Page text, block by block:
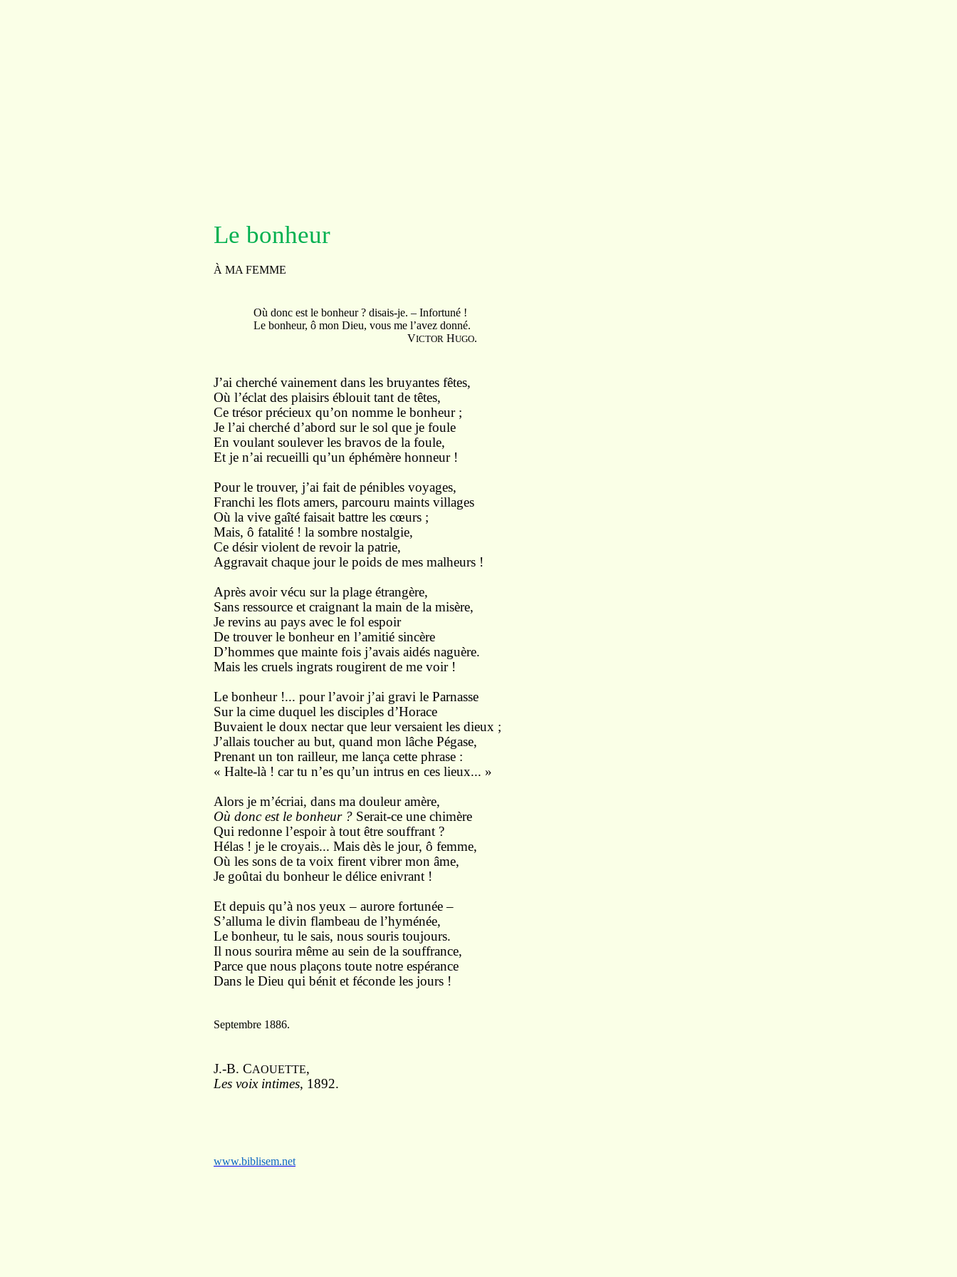
Le bonheur
À MA FEMME
Où donc est le bonheur ? disais-je. – Infortuné !
Le bonheur, ô mon Dieu, vous me l’avez donné.
VICTOR HUGO.
J’ai cherché vainement dans les bruyantes fêtes,
Où l’éclat des plaisirs éblouit tant de têtes,
Ce trésor précieux qu’on nomme le bonheur ;
Je l’ai cherché d’abord sur le sol que je foule
En voulant soulever les bravos de la foule,
Et je n’ai recueilli qu’un éphémère honneur !
Pour le trouver, j’ai fait de pénibles voyages,
Franchi les flots amers, parcouru maints villages
Où la vive gaîté faisait battre les cœurs ;
Mais, ô fatalité ! la sombre nostalgie,
Ce désir violent de revoir la patrie,
Aggravait chaque jour le poids de mes malheurs !
Après avoir vécu sur la plage étrangère,
Sans ressource et craignant la main de la misère,
Je revins au pays avec le fol espoir
De trouver le bonheur en l’amitié sincère
D’hommes que mainte fois j’avais aidés naguère.
Mais les cruels ingrats rougirent de me voir !
Le bonheur !... pour l’avoir j’ai gravi le Parnasse
Sur la cime duquel les disciples d’Horace
Buvaient le doux nectar que leur versaient les dieux ;
J’allais toucher au but, quand mon lâche Pégase,
Prenant un ton railleur, me lança cette phrase :
« Halte-là ! car tu n’es qu’un intrus en ces lieux... »
Alors je m’écriai, dans ma douleur amère,
Où donc est le bonheur ? Serait-ce une chimère
Qui redonne l’espoir à tout être souffrant ?
Hélas ! je le croyais... Mais dès le jour, ô femme,
Où les sons de ta voix firent vibrer mon âme,
Je goûtai du bonheur le délice enivrant !
Et depuis qu’à nos yeux – aurore fortunée –
S’alluma le divin flambeau de l’hyménée,
Le bonheur, tu le sais, nous souris toujours.
Il nous sourira même au sein de la souffrance,
Parce que nous plaçons toute notre espérance
Dans le Dieu qui bénit et féconde les jours !
Septembre 1886.
J.-B. CAOUETTE,
Les voix intimes, 1892.
www.biblisem.net